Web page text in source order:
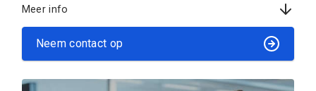
Meer info
Neem contact op